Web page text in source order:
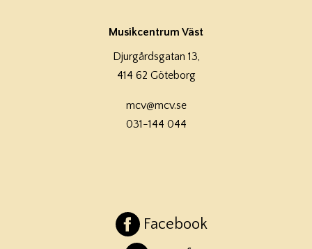
Musikcentrum Väst
Djurgårdsgatan 13,
414 62 Göteborg
mcv@mcv.se
031-144 044
Facebook